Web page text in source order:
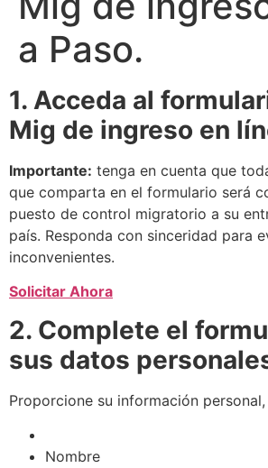
a Paso.
1. Acceda al
Mig de ingreso en
Importante: tenga en cuenta que
que comparta en el formulario será
puesto de control migratorio a su
país. Responda con sinceridad para
inconvenientes.
Solicitar Ahora
2. Complete el
sus datos
Proporcione su información
Nombre